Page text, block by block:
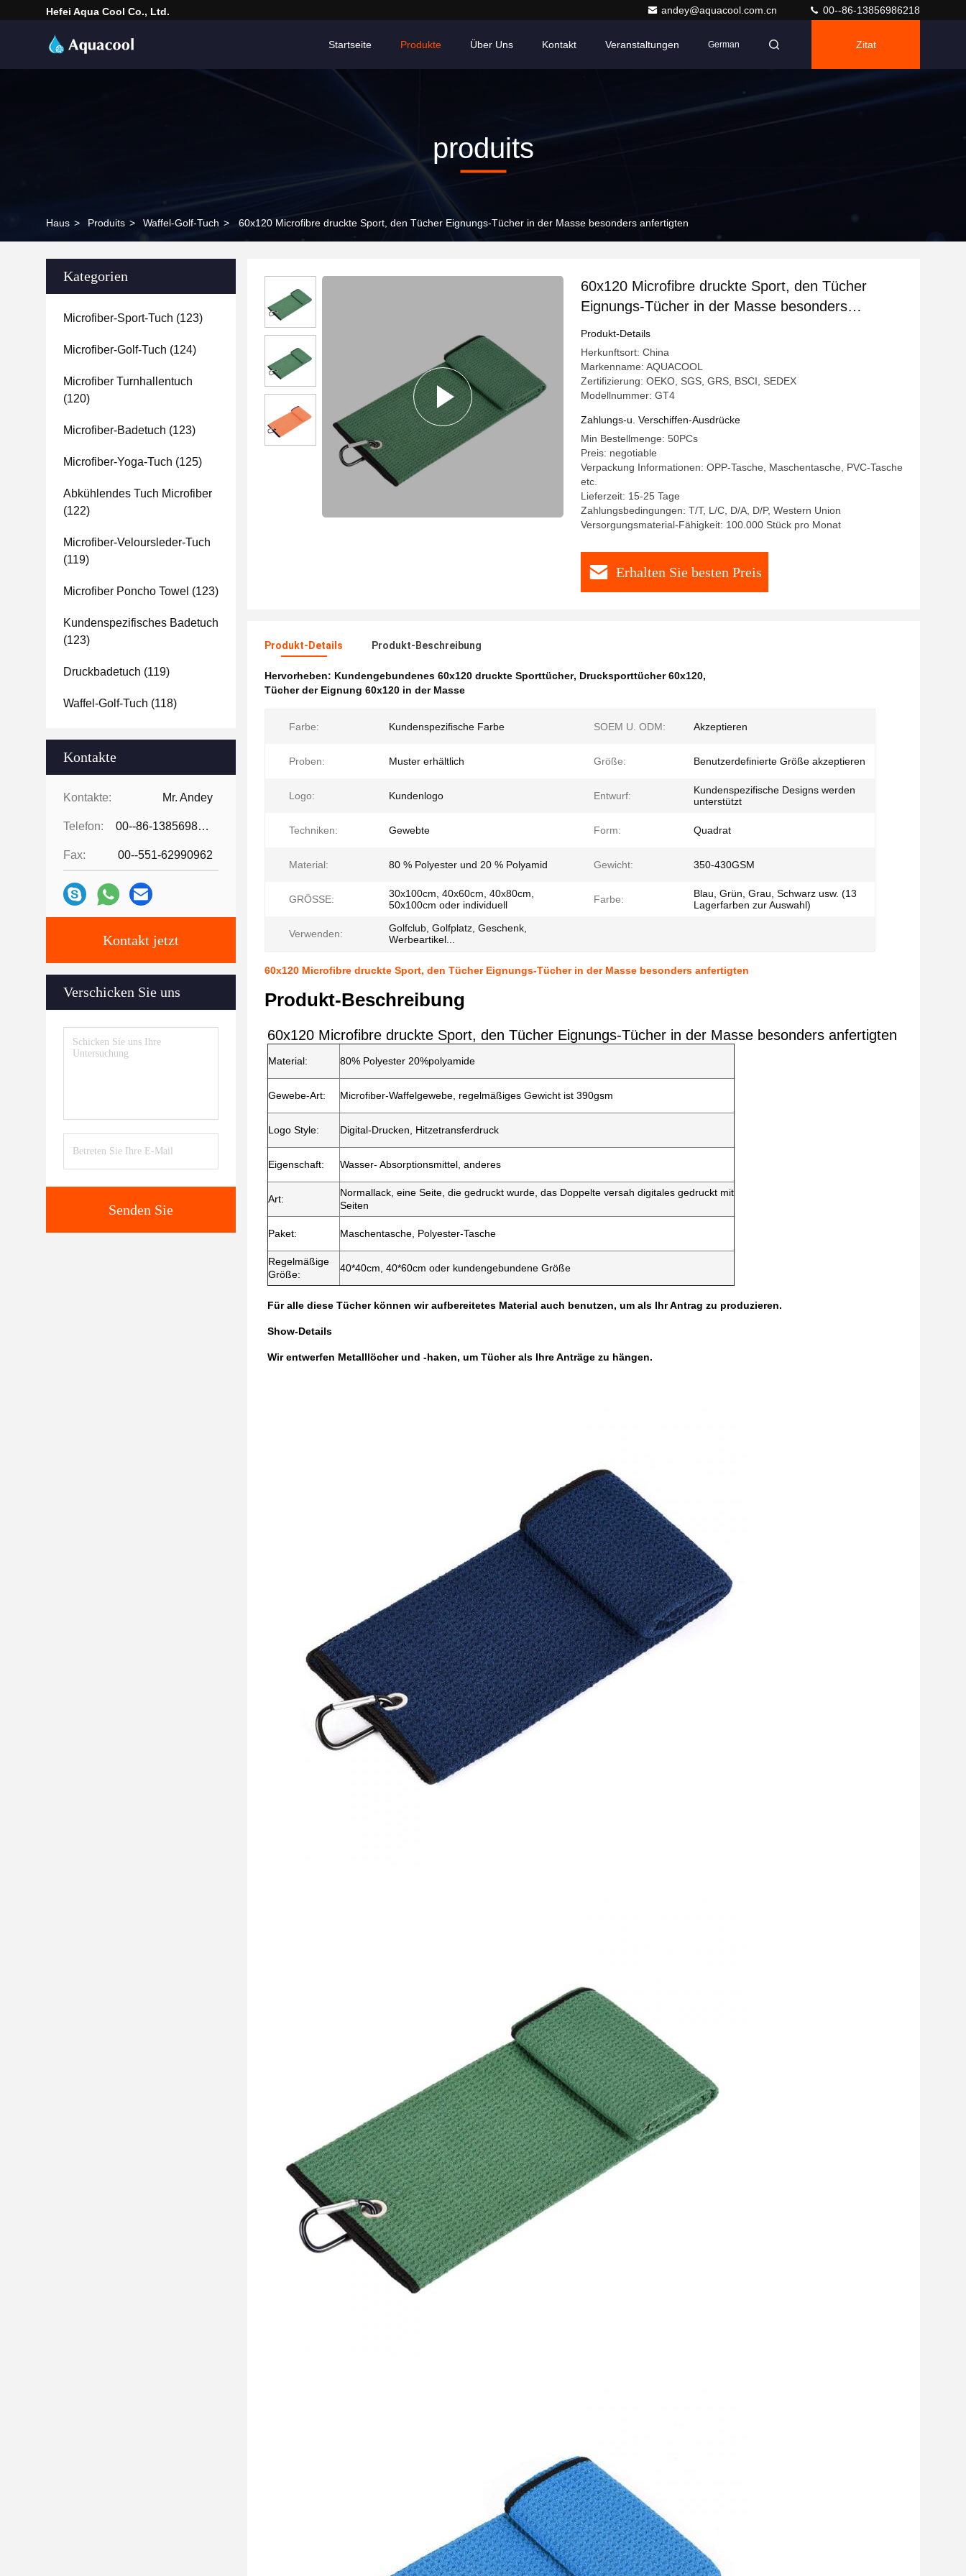
Hefei Aqua Cool Co., Ltd. andey@aquacool.com.cn 00--86-13856986218
Startseite Produkte Über Uns Kontakt Veranstaltungen German Zitat
produits
Haus > Produits > Waffel-Golf-Tuch > 60x120 Microfibre druckte Sport, den Tücher Eignungs-Tücher in der Masse besonders anfertigten
Kategorien
Microfiber-Sport-Tuch (123)
Microfiber-Golf-Tuch (124)
Microfiber Turnhallentuch
(120)
Microfiber-Badetuch (123)
Microfiber-Yoga-Tuch (125)
Abkühlendes Tuch Microfiber
(122)
Microfiber-Veloursleder-Tuch
(119)
Microfiber Poncho Towel (123)
Kundenspezifisches Badetuch
(123)
Druckbadetuch (119)
Waffel-Golf-Tuch (118)
Kontakte
Kontakte: Mr. Andey
Telefon: 00--86-13856986218
Fax: 00--551-62990962
Kontakt jetzt
Verschicken Sie uns
Senden Sie
60x120 Microfibre druckte Sport, den Tücher
Eignungs-Tücher in der Masse besonders
anfertigten
Produkt-Details
Herkunftsort: China
Markenname: AQUACOOL
Zertifizierung: OEKO, SGS, GRS, BSCI, SEDEX
Modellnummer: GT4
Zahlungs-u. Verschiffen-Ausdrücke
Min Bestellmenge: 50PCs
Preis: negotiable
Verpackung Informationen: OPP-Tasche, Maschentasche, PVC-Tasche
etc.
Lieferzeit: 15-25 Tage
Zahlungsbedingungen: T/T, L/C, D/A, D/P, Western Union
Versorgungsmaterial-Fähigkeit: 100.000 Stück pro Monat
Erhalten Sie besten Preis
Produkt-Details Produkt-Beschreibung
Hervorheben: Kundengebundenes 60x120 druckte Sporttücher, Drucksporttücher 60x120,
Tücher der Eignung 60x120 in der Masse
Farbe: Kundenspezifische Farbe SOEM U. ODM: Akzeptieren
Proben: Muster erhältlich Größe: Benutzerdefinierte Größe akzeptieren
Logo: Kundenlogo Entwurf:
Kundenspezifische Designs werden
unterstützt
Techniken: Gewebte Form: Quadrat
Material: 80 % Polyester und 20 % Polyamid Gewicht: 350-430GSM
GRÖSSE:
30x100cm, 40x60cm, 40x80cm,
50x100cm oder individuell
Farbe:
Blau, Grün, Grau, Schwarz usw. (13
Lagerfarben zur Auswahl)
Verwenden:
Golfclub, Golfplatz, Geschenk,
Werbeartikel...
60x120 Microfibre druckte Sport, den Tücher Eignungs-Tücher in der Masse besonders anfertigten
Produkt-Beschreibung
60x120 Microfibre druckte Sport, den Tücher Eignungs-Tücher in der Masse besonders anfertigten
Material: 80% Polyester 20%polyamide
Gewebe-Art: Microfiber-Waffelgewebe, regelmäßiges Gewicht ist 390gsm
Logo Style: Digital-Drucken, Hitzetransferdruck
Eigenschaft: Wasser- Absorptionsmittel, anderes
Art:
Normallack, eine Seite, die gedruckt wurde, das Doppelte versah digitales gedruckt mit
Seiten
Paket: Maschentasche, Polyester-Tasche
Regelmäßige
Größe:
40*40cm, 40*60cm oder kundengebundene Größe
Für alle diese Tücher können wir aufbereitetes Material auch benutzen, um als Ihr Antrag zu produzieren.
Show-Details
Wir entwerfen Metalllöcher und -haken, um Tücher als Ihre Anträge zu hängen.